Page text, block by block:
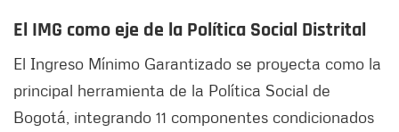
El IMG como eje de la Política Social Distrital
El Ingreso Mínimo Garantizado se proyecta como la
principal herramienta de la Política Social de
Bogotá, integrando 11 componentes condicionados